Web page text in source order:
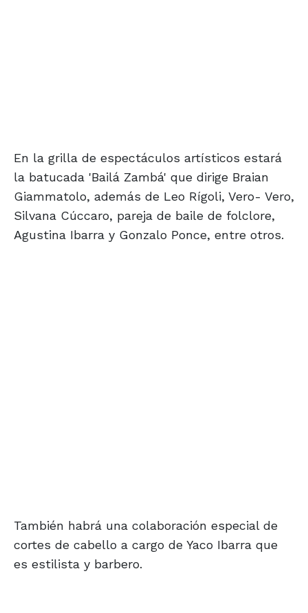
En la grilla de espectáculos artísticos estará
la batucada 'Bailá Zambá' que dirige Braian
Giammatolo, además de Leo Rígoli, Vero- Vero,
Silvana Cúccaro, pareja de baile de folclore,
Agustina Ibarra y Gonzalo Ponce, entre otros.
También habrá una colaboración especial de
cortes de cabello a cargo de Yaco Ibarra que
es estilista y barbero.